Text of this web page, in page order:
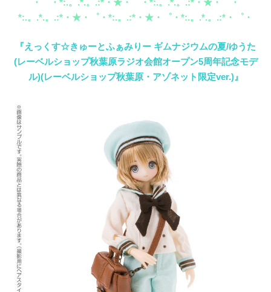
・゜・*:.。.*.。.:*・★・゜・*:.。.*.。.:*・★・゜・
*:.。.*.。.:*・★・゜・*:.。.:*・★・゜・*:.。.*.。.:*・゜・
『えっくす☆きゅーとふぁみりー ギムナジウムの夏/ゆうた
(レーベルショップ秋葉原ラジオ会館オープン5周年記念モデ
ル)(レーベルショップ秋葉原・アゾネット限定ver.)』